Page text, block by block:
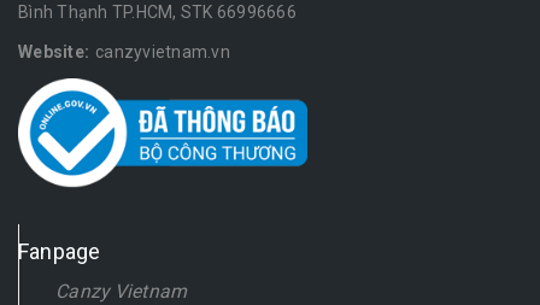
Bình Thạnh TP.HCM, STK 66996666
Website: canzyvietnam.vn
Fanpage
Canzy Vietnam